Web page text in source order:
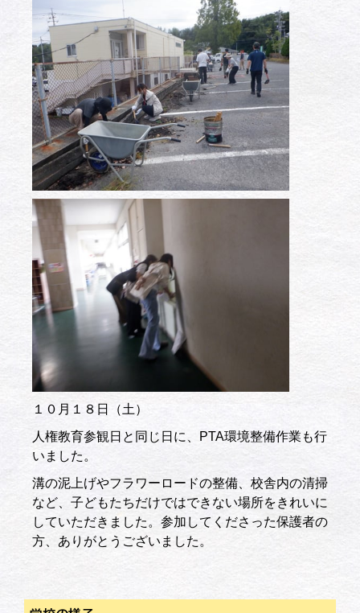
１０月１８日（土）
人権教育参観日と同じ日に、PTA環境整備作業も行
いました。
溝の泥上げやフラワーロードの整備、校舎内の清掃
など、子どもたちだけではできない場所をきれいに
していただきました。参加してくださった保護者の
方、ありがとうございました。